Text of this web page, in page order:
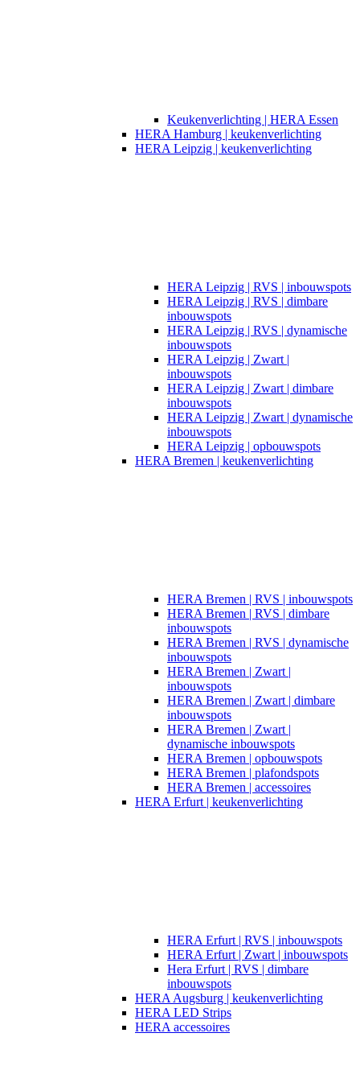
Keukenverlichting | HERA Essen
HERA Hamburg | keukenverlichting
HERA Leipzig | keukenverlichting
HERA Leipzig | RVS | inbouwspots
HERA Leipzig | RVS | dimbare
inbouwspots
HERA Leipzig | RVS | dynamische
inbouwspots
HERA Leipzig | Zwart |
inbouwspots​
HERA Leipzig | Zwart | dimbare
inbouwspots
HERA Leipzig | Zwart | dynamische
inbouwspots
HERA Leipzig | opbouwspots
HERA Bremen | keukenverlichting
HERA Bremen | RVS | inbouwspots
HERA Bremen | RVS | dimbare
inbouwspots
HERA Bremen | RVS | dynamische
inbouwspots
HERA Bremen | Zwart |
inbouwspots
HERA Bremen | Zwart | dimbare
inbouwspots
HERA Bremen | Zwart |
dynamische inbouwspots
HERA Bremen | opbouwspots
HERA Bremen | plafondspots
HERA Bremen | accessoires
HERA Erfurt | keukenverlichting
HERA Erfurt | RVS | inbouwspots
HERA Erfurt | Zwart | inbouwspots
Hera Erfurt | RVS | dimbare
inbouwspots
HERA Augsburg | keukenverlichting
HERA LED Strips
HERA accessoires